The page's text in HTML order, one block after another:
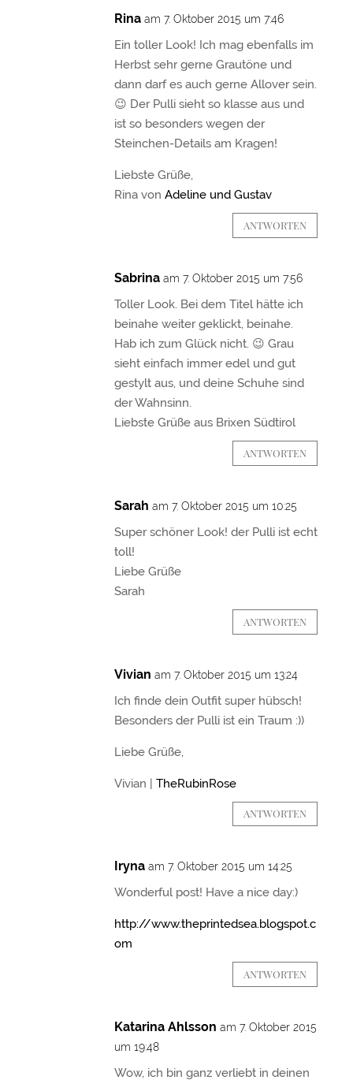
Rina am 7. Oktober 2015 um 7:46
Ein toller Look! Ich mag ebenfalls im
Herbst sehr gerne Grautöne und
dann darf es auch gerne Allover sein.
😉 Der Pulli sieht so klasse aus und
ist so besonders wegen der
Steinchen-Details am Kragen!
Liebste Grüße,
Rina von Adeline und Gustav
ANTWORTEN
Sabrina am 7. Oktober 2015 um 7:56
Toller Look. Bei dem Titel hätte ich
beinahe weiter geklickt, beinahe.
Hab ich zum Glück nicht. 😉 Grau
sieht einfach immer edel und gut
gestylt aus, und deine Schuhe sind
der Wahnsinn.
Liebste Grüße aus Brixen Südtirol
ANTWORTEN
Sarah am 7. Oktober 2015 um 10:25
Super schöner Look! der Pulli ist echt
toll!
Liebe Grüße
Sarah
ANTWORTEN
Vivian am 7. Oktober 2015 um 13:24
Ich finde dein Outfit super hübsch!
Besonders der Pulli ist ein Traum :))
Liebe Grüße,
Vivian | TheRubinRose
ANTWORTEN
Iryna am 7. Oktober 2015 um 14:25
Wonderful post! Have a nice day:)
http://www.theprintedsea.blogspot.c
om
ANTWORTEN
Katarina Ahlsson am 7. Oktober 2015
um 19:48
Wow, ich bin ganz verliebt in deinen